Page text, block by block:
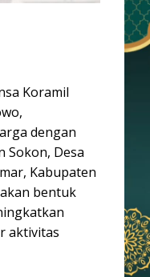
Koramil
dengan
Sokon, Desa
Kabupaten
bentuk
aktivitas